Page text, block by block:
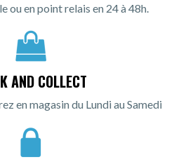
ou en point relais en 24 à 48h.
AND COLLECT
en magasin du Lundi au Samedi